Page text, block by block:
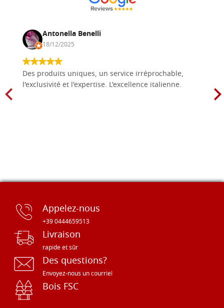
Antonella Benelli
18/12/2025
Des produits uniques, un service irréprochable,
l'exclusivité et l'expertise. L'excellence italienne.
Appelez-nous
+39 0444659513
Livraison
rapide et sûr
Des questions?
Envoyez-nous un courriel
Bois FSC